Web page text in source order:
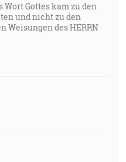
Wort Gottes kam zu den
und nicht zu den
Weisungen des HERRN